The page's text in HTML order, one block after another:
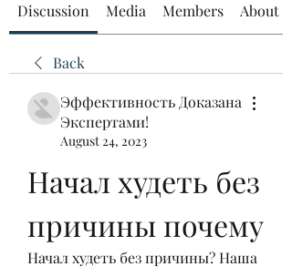
Discussion Media Members About
Back
Эффективность Доказана
Экспертами!
August 24, 2023
Начал худеть без
причины почему
Начал худеть без причины? Наша